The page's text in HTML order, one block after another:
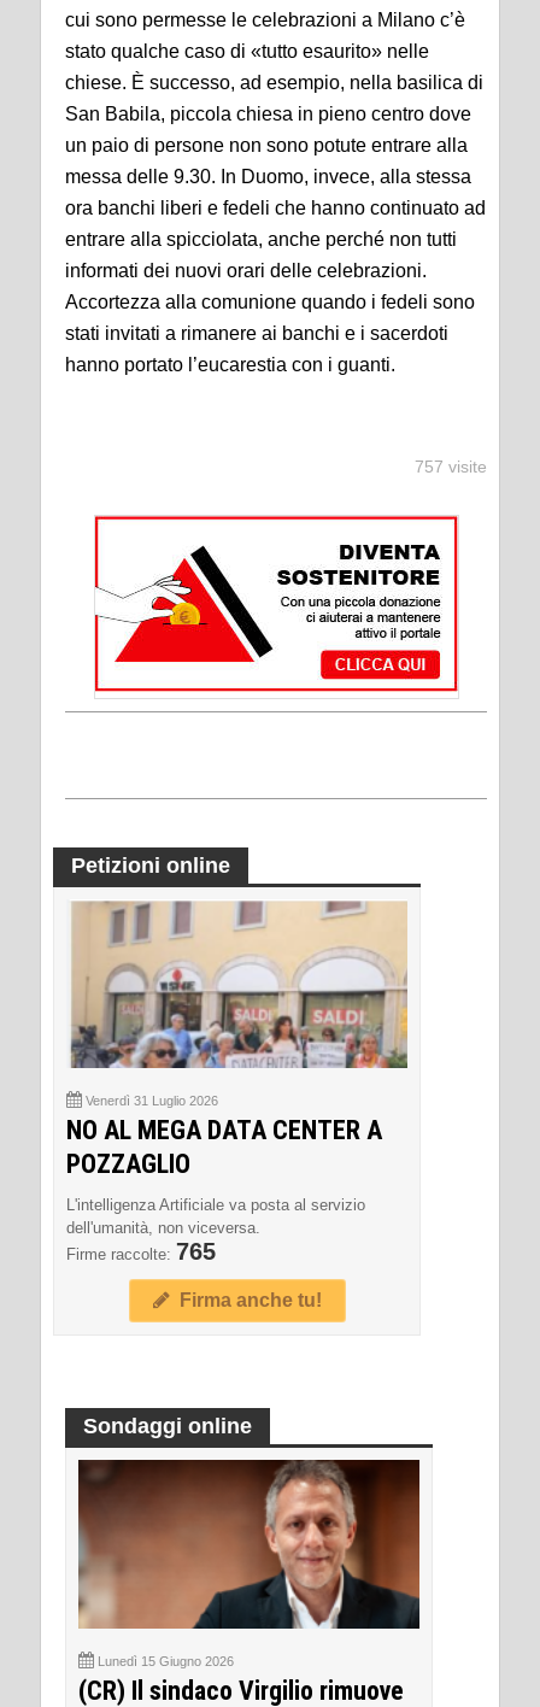
cui sono permesse le celebrazioni a Milano c’è
stato qualche caso di «tutto esaurito» nelle
chiese. È successo, ad esempio, nella basilica di
San Babila, piccola chiesa in pieno centro dove
un paio di persone non sono potute entrare alla
messa delle 9.30. In Duomo, invece, alla stessa
ora banchi liberi e fedeli che hanno continuato ad
entrare alla spicciolata, anche perché non tutti
informati dei nuovi orari delle celebrazioni.
Accortezza alla comunione quando i fedeli sono
stati invitati a rimanere ai banchi e i sacerdoti
hanno portato l’eucarestia con i guanti.
757 visite
Petizioni online
Venerdì 31 Luglio 2026
NO AL MEGA DATA CENTER A
POZZAGLIO
L'intelligenza Artificiale va posta al servizio
dell'umanità, non viceversa.
Firme raccolte: 765
Firma anche tu!
Sondaggi online
Lunedì 15 Giugno 2026
(CR) Il sindaco Virgilio rimuove